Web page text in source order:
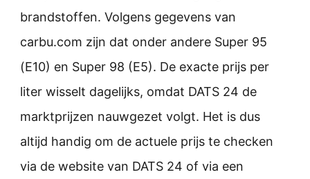
brandstoffen. Volgens gegevens van
carbu.com zijn dat onder andere Super 95
(E10) en Super 98 (E5). De exacte prijs per
liter wisselt dagelijks, omdat DATS 24 de
marktprijzen nauwgezet volgt. Het is dus
altijd handig om de actuele prijs te checken
via de website van DATS 24 of via een